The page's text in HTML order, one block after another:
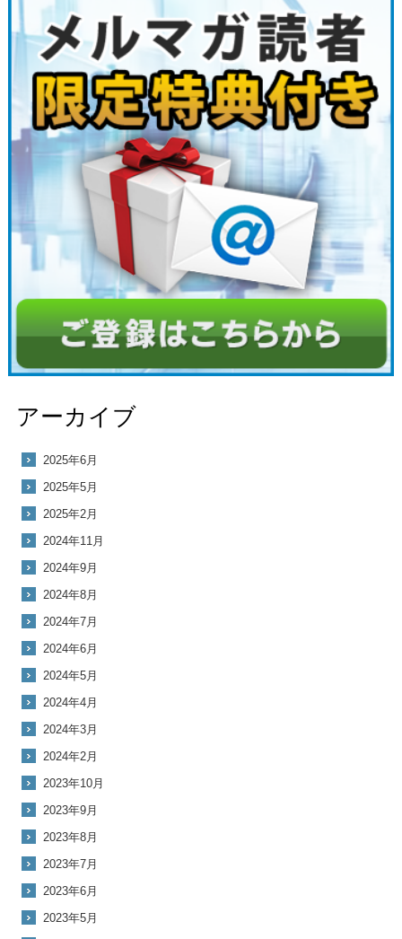
アーカイブ
2025年6月
2025年5月
2025年2月
2024年11月
2024年9月
2024年8月
2024年7月
2024年6月
2024年5月
2024年4月
2024年3月
2024年2月
2023年10月
2023年9月
2023年8月
2023年7月
2023年6月
2023年5月